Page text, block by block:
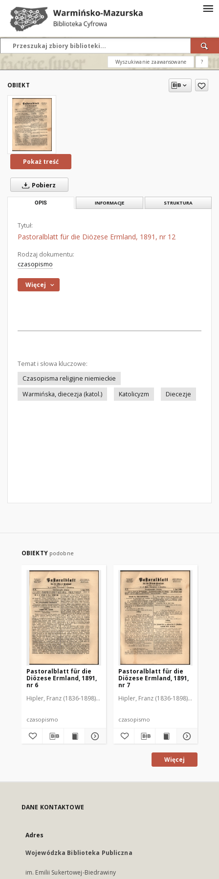
Wyszukiwanie zaawansowane ?
OBIEKT
Pokaż treść
Pobierz
OPIS INFORMACJE STRUKTURA
Tytuł:
Pastoralblatt für die Diözese Ermland, 1891, nr 12
Rodzaj dokumentu:
czasopismo
Więcej
Temat i słowa kluczowe:
Czasopisma religijne niemieckie
Warmińska, diecezja (katol.)
Katolicyzm Diecezje
OBIEKTY podobne
Pastoralblatt für die
Diözese Ermland, 1891,
nr 6
Hipler, Franz (1836-1898). Red.
czasopismo
Pastoralblatt für die
Diözese Ermland, 1891,
nr 7
Hipler, Franz (1836-1898). Red.
czasopismo
Więcej
DANE KONTAKTOWE
Adres
Wojewódzka Biblioteka Publiczna
im. Emilii Sukertowej-Biedrawiny